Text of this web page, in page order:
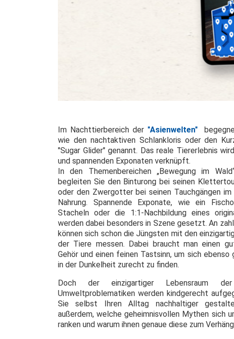
Im Nachttierbereich der "Asienwelten"
wie den nachtaktiven Schlankloris oder den
"Sugar Glider" genannt. Das reale Tiererlebnis
und spannenden Exponaten verknüpft.
In den Themenbereichen „Bewegung im
begleiten Sie den Binturong bei seinen
oder den Zwergotter bei seinen Tauchgängen
Nahrung. Spannende Exponate, wie ein
Stacheln oder die 1:1-Nachbildung eines
werden dabei besonders in Szene gesetzt. An
können sich schon die Jüngsten mit den
der Tiere messen. Dabei braucht man einen
Gehör und einen feinen Tastsinn, um sich
in der Dunkelheit zurecht zu finden.
Doch der einzigartiger Lebensraum
Umweltproblematiken werden kindgerecht
Sie selbst Ihren Alltag nachhaltiger
außerdem, welche geheimnisvollen Mythen sich
ranken und warum ihnen genaue diese zum